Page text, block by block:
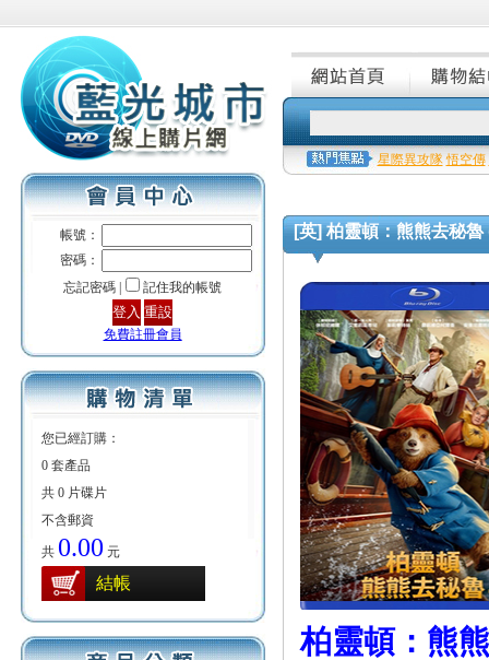
帳號：
密碼：
忘記密碼 |
記住我的帳號
免費註冊會員
您已經訂購：
0 套產品
共 0 片碟片
不含郵資
共 0.00 元
結帳
星際異攻隊 悟空傳
[英] 柏靈頓：熊熊去秘
柏靈頓：熊